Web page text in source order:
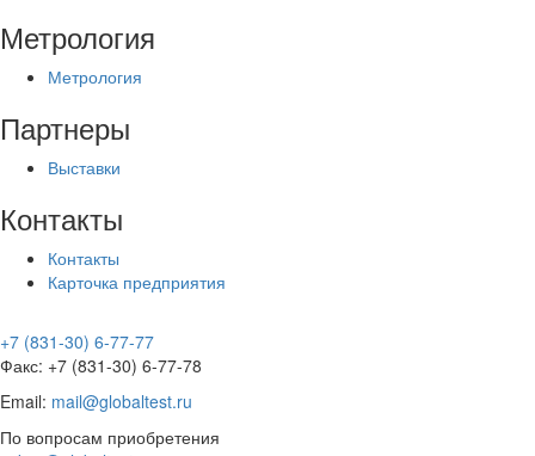
Метрология
Метрология
Партнеры
Выставки
Контакты
Контакты
Карточка предприятия
+7 (831-30) 6-77-77
Факс: +7 (831-30) 6-77-78
Email: mail@globaltest.ru
По вопросам приобретения